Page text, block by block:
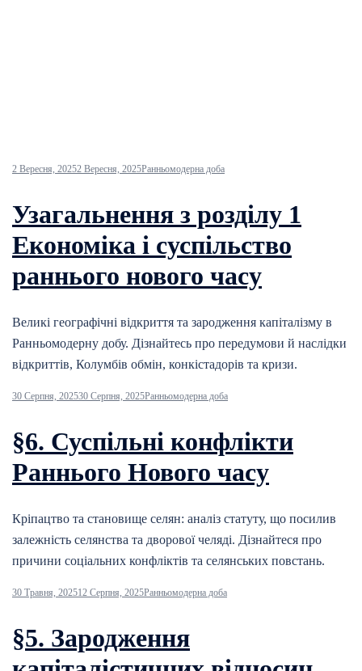
2 Вересня, 20252 Вересня, 2025Ранньомодерна доба
Узагальнення з розділу 1
Економіка і суспільство
раннього нового часу
Великі географічні відкриття та зародження капіталізму в
Ранньомодерну добу. Дізнайтесь про передумови й наслідки
відкриттів, Колумбів обмін, конкістадорів та кризи.
30 Серпня, 202530 Серпня, 2025Ранньомодерна доба
§6. Суспільні конфлікти
Раннього Нового часу
Кріпацтво та становище селян: аналіз статуту, що посилив
залежність селянства та дворової челяді. Дізнайтеся про
причини соціальних конфліктів та селянських повстань.
30 Травня, 202512 Серпня, 2025Ранньомодерна доба
§5. Зародження